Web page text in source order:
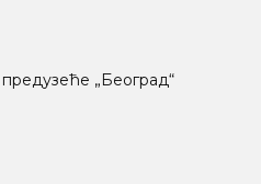
„Београд“